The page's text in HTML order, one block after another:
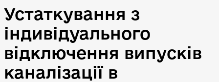
Устаткування з
індивідуального
відключення випусків
каналізації в